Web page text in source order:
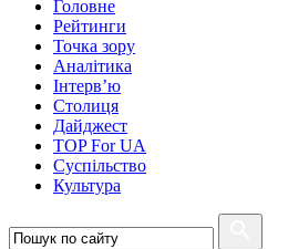
Головне
Рейтинги
Точка зору
Аналітика
Інтерв’ю
Столиця
Дайджест
TOP For UA
Суспiльство
Культура